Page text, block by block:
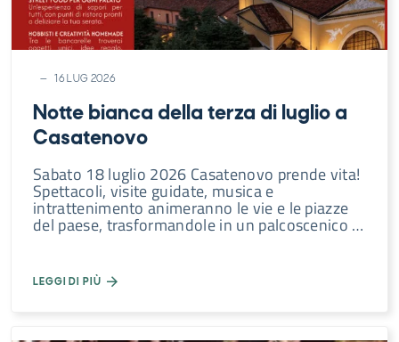
16 LUG 2026
Notte bianca della terza di luglio a
Casatenovo
Sabato 18 luglio 2026 Casatenovo prende vita!
Spettacoli, visite guidate, musica e
intrattenimento animeranno le vie e le piazze
del paese, trasformandole in un palcoscenico …
LEGGI DI PIÙ